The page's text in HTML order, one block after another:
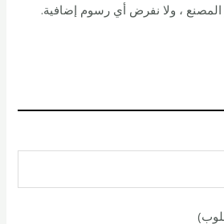
المصنع ، ولا نفرض أي رسوم إضافية.